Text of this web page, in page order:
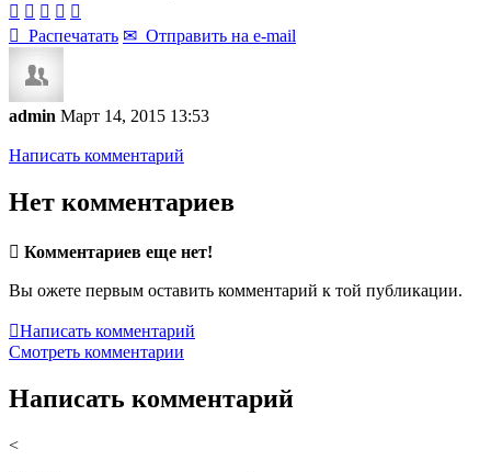
    
 Распечатать ✉ Отправить на e-mail
admin Март 14, 2015 13:53
Написать комментарий
Нет комментариев
 Комментариев еще нет!
Вы ожете первым оставить комментарий к той публикации.
Написать комментарий
Смотреть комментарии
Написать комментарий
<